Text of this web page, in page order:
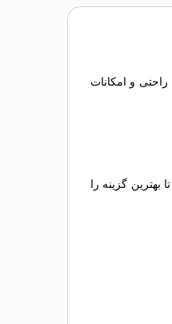
و امکانات
گزینه را